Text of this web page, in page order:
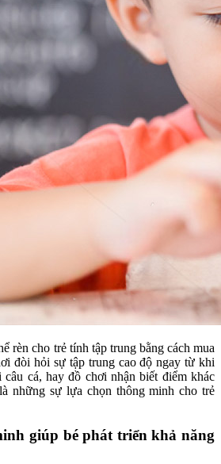
rèn cho trẻ tính tập trung bằng cách mua
đòi hỏi sự tập trung cao độ ngay từ khi
cá, hay đồ chơi nhận biết điểm khác
những sự lựa chọn thông minh cho trẻ
giúp bé phát triển khả năng